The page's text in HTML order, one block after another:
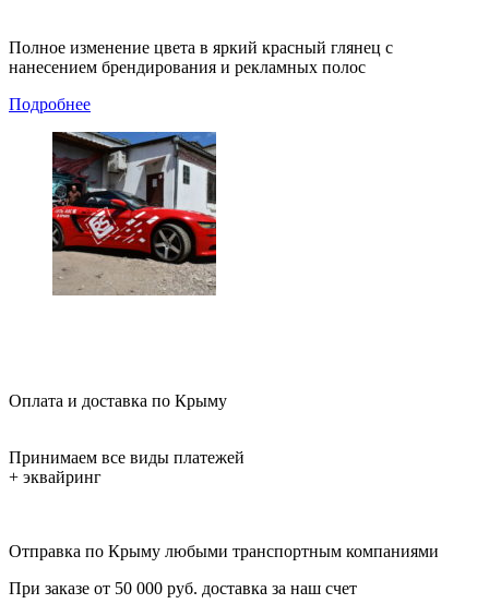
Полное изменение цвета в яркий красный глянец с
нанесением брендирования и рекламных полос
Подробнее
Оплата и доставка по Крыму
Принимаем все виды платежей
+ эквайринг
Отправка по Крыму любыми транспортным компаниями
При заказе от 50 000 руб. доставка за наш счет